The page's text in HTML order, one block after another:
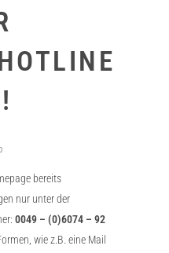
bereits
nur unter der
0049 – (0)6074 – 92
wie z.B. eine Mail